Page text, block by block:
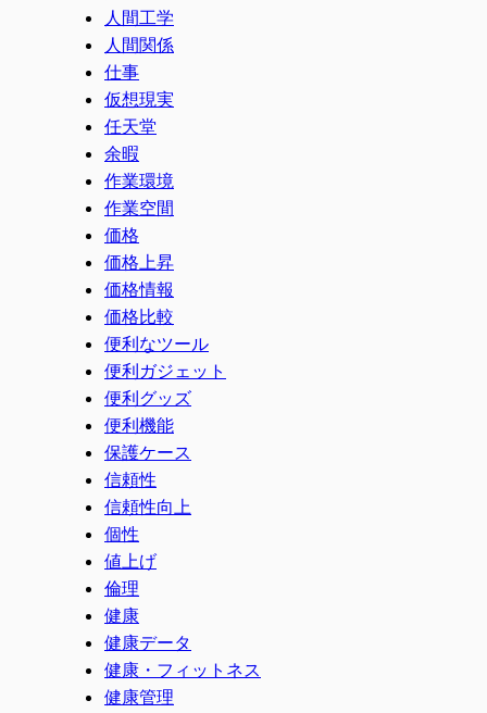
人間工学
人間関係
仕事
仮想現実
任天堂
余暇
作業環境
作業空間
価格
価格上昇
価格情報
価格比較
便利なツール
便利ガジェット
便利グッズ
便利機能
保護ケース
信頼性
信頼性向上
個性
値上げ
倫理
健康
健康データ
健康・フィットネス
健康管理